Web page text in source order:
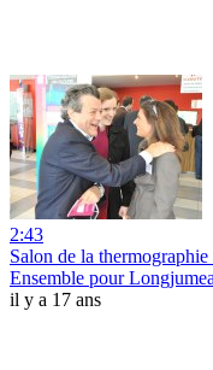
2:43
Salon de la
Ensemble pour
il y a 17 ans